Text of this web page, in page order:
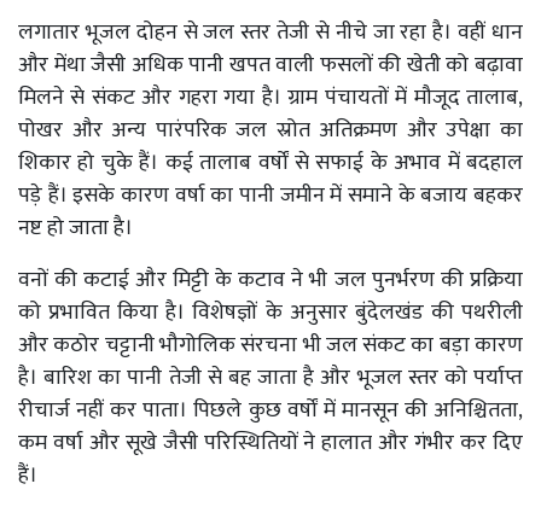
लगातार भूजल दोहन से जल स्तर तेजी से नीचे जा रहा है। वहीं धान
और मेंथा जैसी अधिक पानी खपत वाली फसलों की खेती को बढ़ावा
मिलने से संकट और गहरा गया है। ग्राम पंचायतों में मौजूद तालाब,
पोखर और अन्य पारंपरिक जल स्रोत अतिक्रमण और उपेक्षा का
शिकार हो चुके हैं। कई तालाब वर्षों से सफाई के अभाव में बदहाल
पड़े हैं। इसके कारण वर्षा का पानी जमीन में समाने के बजाय बहकर
नष्ट हो जाता है।
वनों की कटाई और मिट्टी के कटाव ने भी जल पुनर्भरण की प्रक्रिया
को प्रभावित किया है। विशेषज्ञों के अनुसार बुंदेलखंड की पथरीली
और कठोर चट्टानी भौगोलिक संरचना भी जल संकट का बड़ा कारण
है। बारिश का पानी तेजी से बह जाता है और भूजल स्तर को पर्याप्त
रीचार्ज नहीं कर पाता। पिछले कुछ वर्षों में मानसून की अनिश्चितता,
कम वर्षा और सूखे जैसी परिस्थितियों ने हालात और गंभीर कर दिए
हैं।